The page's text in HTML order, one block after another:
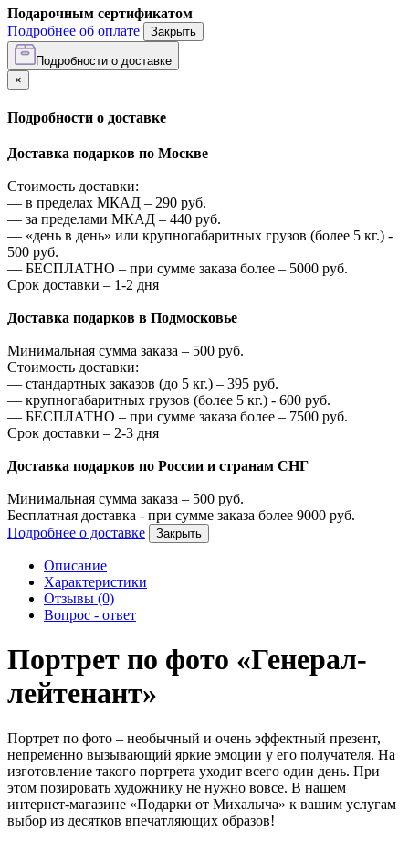
Подарочным сертификатом
Подробнее об оплате
Закрыть
Подробности о доставке
×
Подробности о доставке
Доставка подарков по Москве
Стоимость доставки:
— в пределах МКАД – 290 руб.
— за пределами МКАД – 440 руб.
— «день в день» или крупногабаритных грузов (более 5 кг.) -
500 руб.
— БЕСПЛАТНО – при сумме заказа более – 5000 руб.
Срок доставки – 1-2 дня
Доставка подарков в Подмосковье
Минимальная сумма заказа – 500 руб.
Стоимость доставки:
— стандартных заказов (до 5 кг.) – 395 руб.
— крупногабаритных грузов (более 5 кг.) - 600 руб.
— БЕСПЛАТНО – при сумме заказа более – 7500 руб.
Срок доставки – 2-3 дня
Доставка подарков по России и странам СНГ
Минимальная сумма заказа – 500 руб.
Бесплатная доставка - при сумме заказа более 9000 руб.
Подробнее о доставке
Закрыть
Описание
Характеристики
Отзывы (0)
Вопрос - ответ
Портрет по фото «Генерал-
лейтенант»
Портрет по фото – необычный и очень эффектный презент,
непременно вызывающий яркие эмоции у его получателя. На
изготовление такого портрета уходит всего один день. При
этом позировать художнику не нужно вовсе. В нашем
интернет-магазине «Подарки от Михалыча» к вашим услугам
выбор из десятков впечатляющих образов!